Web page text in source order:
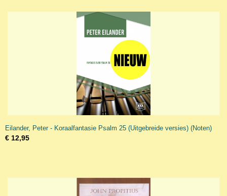
Eilander, Peter - Koraalfantasie Psalm 25 (Uitgebreide versies) (Noten)
€ 12,95